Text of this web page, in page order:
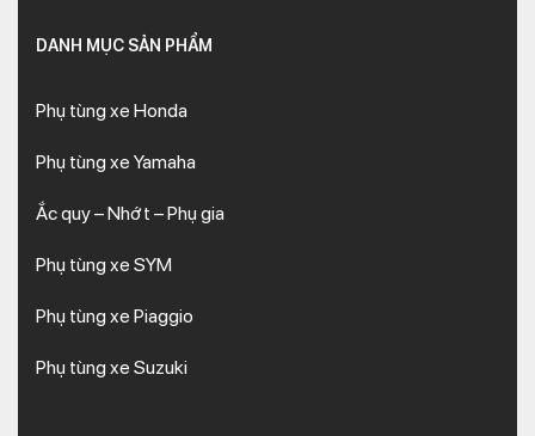
DANH MỤC SẢN PHẨM
Phụ tùng xe Honda
Phụ tùng xe Yamaha
Ắc quy – Nhớt – Phụ gia
Phụ tùng xe SYM
Phụ tùng xe Piaggio
Phụ tùng xe Suzuki